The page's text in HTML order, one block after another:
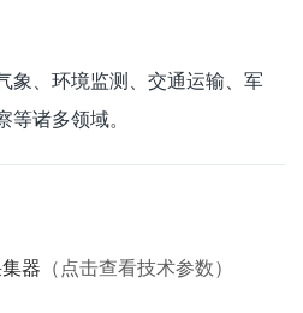
象、环境监测、交通运输、军
诸多领域。
器 （点击查看技术参数）